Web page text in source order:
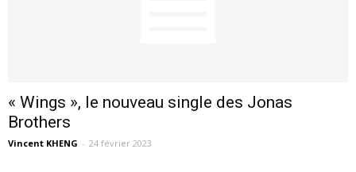
« Wings », le nouveau single des Jonas
Brothers
Vincent KHENG - 24 février 2023